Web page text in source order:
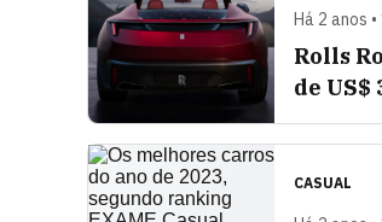
Há 2 anos
Rolls
de US$
CASUAL